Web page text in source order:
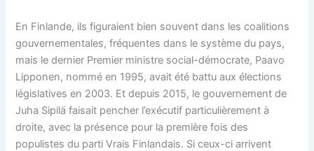
En Finlande, ils figuraient bien souvent dans les coalitions
gouvernementales, fréquentes dans le système du pays,
mais le dernier Premier ministre social-démocrate, Paavo
Lipponen, nommé en 1995, avait été battu aux élections
législatives en 2003. Et depuis 2015, le gouvernement de
Juha Sipilä faisait pencher l’exécutif particulièrement à
droite, avec la présence pour la première fois des
populistes du parti Vrais Finlandais. Si ceux-ci arrivent